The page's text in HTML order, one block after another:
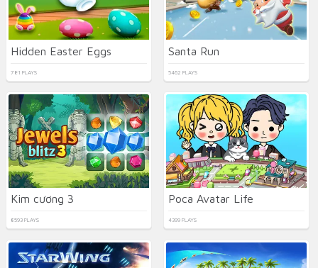
Hidden Easter Eggs
781 PLAYS
Santa Run
5462 PLAYS
Kim cương 3
8593 PLAYS
Poca Avatar Life
4399 PLAYS